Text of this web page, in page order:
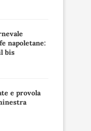
napoletane:
bis
e provola